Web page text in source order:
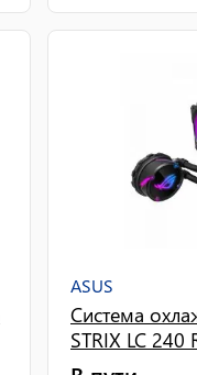
ASUS
Система
STRIX LC 240